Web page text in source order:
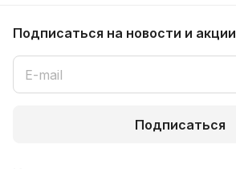
Подписаться на новости и акции
Подписаться